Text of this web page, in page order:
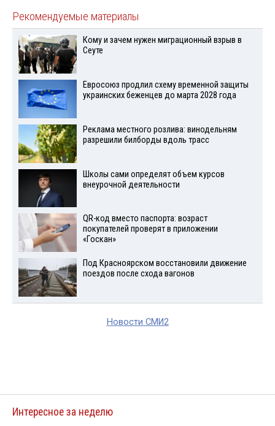
Рекомендуемые материалы
Кому и зачем нужен миграционный взрыв в
Сеуте
Евросоюз продлил схему временной защиты
украинских беженцев до марта 2028 года
Реклама местного розлива: винодельням
разрешили билборды вдоль трасс
Школы сами определят объем курсов
внеурочной деятельности
QR-код вместо паспорта: возраст
покупателей проверят в приложении
«Госкан»
Под Красноярском восстановили движение
поездов после схода вагонов
Новости СМИ2
Интересное за неделю